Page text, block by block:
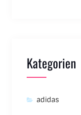
Kategorien
adidas